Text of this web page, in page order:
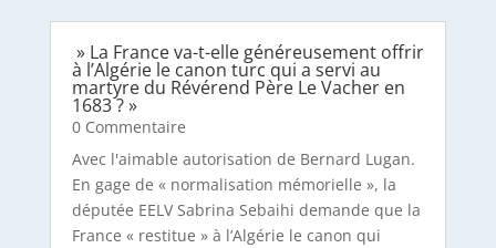
» La France va-t-elle généreusement offrir
à l’Algérie le canon turc qui a servi au
martyre du Révérend Père Le Vacher en
1683 ? »
0 Commentaire
Avec l'aimable autorisation de Bernard Lugan.
En gage de « normalisation mémorielle », la
députée EELV Sabrina Sebaihi demande que la
France « restitue » à l’Algérie le canon qui